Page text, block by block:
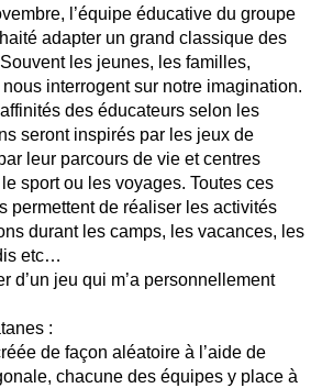
l’équipe éducative du groupe
adapter un grand classique des
les jeunes, les familles,
interrogent sur notre imagination.
des éducateurs selon les
seront inspirés par les jeux de
leur parcours de vie et centres
sport ou les voyages. Toutes ces
permettent de réaliser les activités
durant les camps, les vacances, les
etc…
d’un jeu qui m’a personnellement
:
de façon aléatoire à l’aide de
chacune des équipes y place à